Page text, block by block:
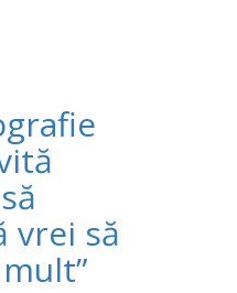
vrei să